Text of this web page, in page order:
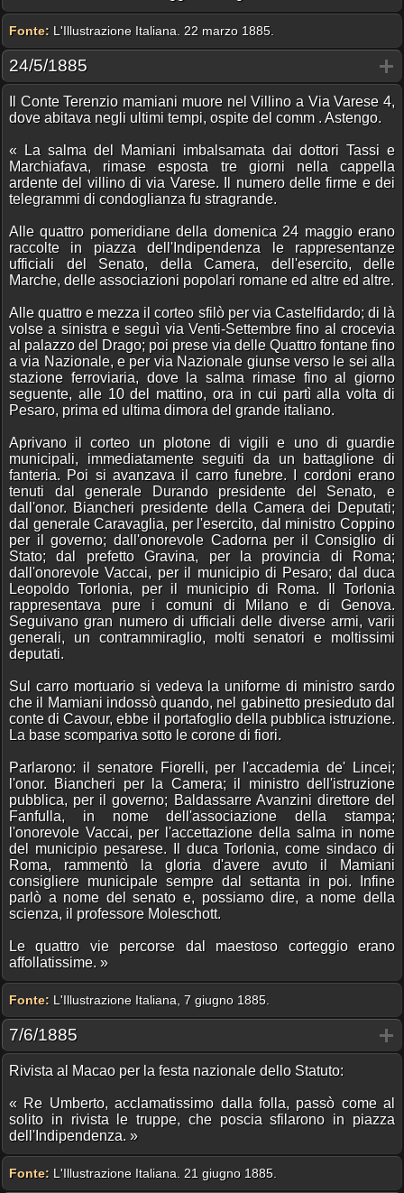
Fonte: L'Illustrazione Italiana. 22 marzo 1885.
24/5/1885
Il Conte Terenzio mamiani muore nel Villino a Via Varese 4,
dove abitava negli ultimi tempi, ospite del comm . Astengo.
« La salma del Mamiani imbalsamata dai dottori Tassi e
Marchiafava, rimase esposta tre giorni nella cappella
ardente del villino di via Varese. Il numero delle firme e dei
telegrammi di condoglianza fu stragrande.
Alle quattro pomeridiane della domenica 24 maggio erano
raccolte in piazza dell'Indipendenza le rappresentanze
ufficiali del Senato, della Camera, dell'esercito, delle
Marche, delle associazioni popolari romane ed altre ed altre.
Alle quattro e mezza il corteo sfilò per via Castelfidardo; di là
volse a sinistra e seguì via Venti-Settembre fino al crocevia
al palazzo del Drago; poi prese via delle Quattro fontane fino
a via Nazionale, e per via Nazionale giunse verso le sei alla
stazione ferroviaria, dove la salma rimase fino al giorno
seguente, alle 10 del mattino, ora in cui partì alla volta di
Pesaro, prima ed ultima dimora del grande italiano.
Aprivano il corteo un plotone di vigili e uno di guardie
municipali, immediatamente seguiti da un battaglione di
fanteria. Poi si avanzava il carro funebre. I cordoni erano
tenuti dal generale Durando presidente del Senato, e
dall'onor. Biancheri presidente della Camera dei Deputati;
dal generale Caravaglia, per l'esercito, dal ministro Coppino
per il governo; dall'onorevole Cadorna per il Consiglio di
Stato; dal prefetto Gravina, per la provincia di Roma;
dall'onorevole Vaccai, per il municipio di Pesaro; dal duca
Leopoldo Torlonia, per il municipio di Roma. Il Torlonia
rappresentava pure i comuni di Milano e di Genova.
Seguivano gran numero di ufficiali delle diverse armi, varii
generali, un contrammiraglio, molti senatori e moltissimi
deputati.
Sul carro mortuario si vedeva la uniforme di ministro sardo
che il Mamiani indossò quando, nel gabinetto presieduto dal
conte di Cavour, ebbe il portafoglio della pubblica istruzione.
La base scompariva sotto le corone di fiori.
Parlarono: il senatore Fiorelli, per l'accademia de' Lincei;
l'onor. Biancheri per la Camera; il ministro dell'istruzione
pubblica, per il governo; Baldassarre Avanzini direttore del
Fanfulla, in nome dell'associazione della stampa;
l'onorevole Vaccai, per l'accettazione della salma in nome
del municipio pesarese. Il duca Torlonia, come sindaco di
Roma, rammentò la gloria d'avere avuto il Mamiani
consigliere municipale sempre dal settanta in poi. Infine
parlò a nome del senato e, possiamo dire, a nome della
scienza, il professore Moleschott.
Le quattro vie percorse dal maestoso corteggio erano
affollatissime. »
Fonte: L'Illustrazione Italiana, 7 giugno 1885.
7/6/1885
Rivista al Macao per la festa nazionale dello Statuto:
« Re Umberto, acclamatissimo dalla folla, passò come al
solito in rivista le truppe, che poscia sfilarono in piazza
dell'Indipendenza. »
Fonte: L'Illustrazione Italiana. 21 giugno 1885.